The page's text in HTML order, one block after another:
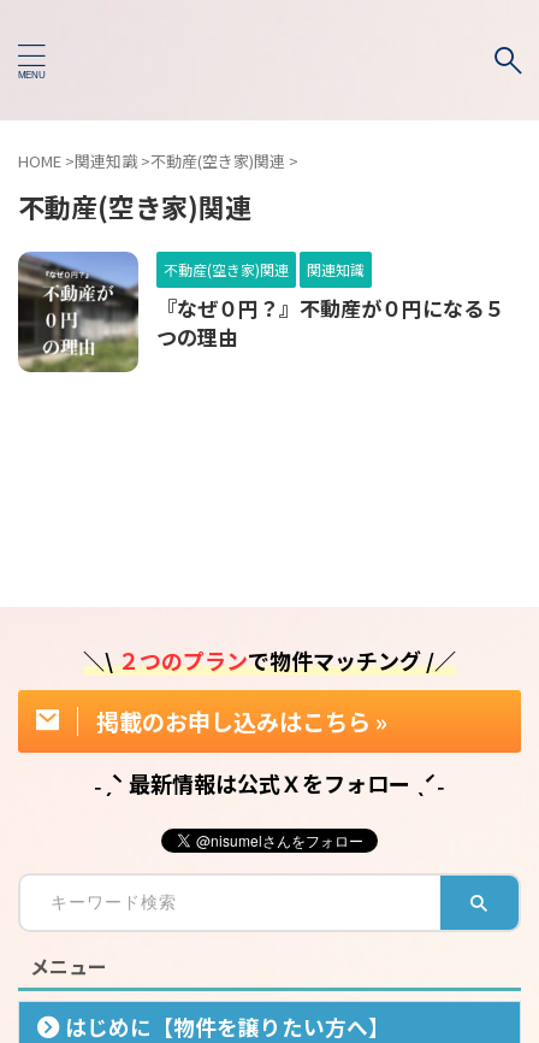
HOME >関連知識 >不動産(空き家)関連 >
不動産(空き家)関連
不動産(空き家)関連 関連知識
『なぜ０円？』不動産が０円になる５
つの理由
＼\２つのプランで物件マッチング /／
掲載のお申し込みはこちら »
˗ˏˋ 最新情報は公式Ｘをフォロー ˎˊ˗
メニュー
はじめに【物件を譲りたい方へ】